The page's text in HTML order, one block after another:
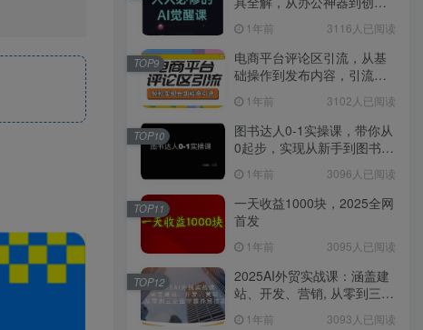
1年前 3116人已阅读
电商平台评论区引流，从基
础操作到发布内容，引流技
1年前 3102人已阅读
TOP9
图书达人0-1实操课，带你从
0起步，实现从新手到图书达
1年前 3096人已阅读
TOP10
一天收益1000块，2025全网
首发
1年前 3095人已阅读
TOP11
2025AI外贸实战课：涵盖建
站、开发、营销, 从零到三全
1年前 3093人已阅读
TOP12